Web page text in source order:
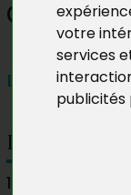
votre
services
publicités
Ghislène
Le samedi 14
Librairie
17 Rue Dr